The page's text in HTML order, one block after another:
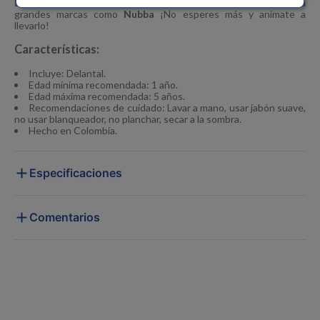
Bebés
y complementa los accesorios de tu pequeño junto a
grandes marcas como Nubba ¡No esperes más y anímate a
llevarlo!
Características:
Incluye: Delantal.
Edad mínima recomendada: 1 año.
Edad máxima recomendada: 5 años.
Recomendaciones de cuidado: Lavar a mano, usar jabón suave,
no usar blanqueador, no planchar, secar a la sombra.
Hecho en Colombia.
Especificaciones
Comentarios